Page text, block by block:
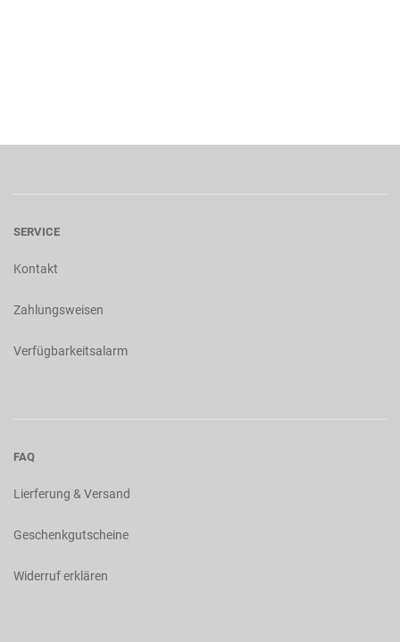
SERVICE
Kontakt
Zahlungsweisen
Verfügbarkeitsalarm
FAQ
Lierferung & Versand
Geschenkgutscheine
Widerruf erklären